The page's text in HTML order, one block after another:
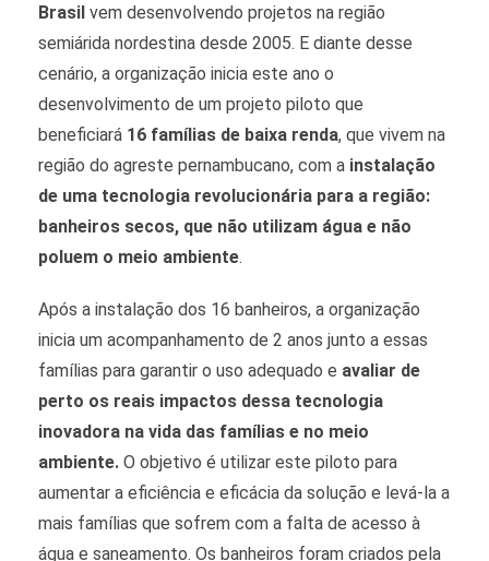
Brasil vem desenvolvendo projetos na região
semiárida nordestina desde 2005. E diante desse
cenário, a organização inicia este ano o
desenvolvimento de um projeto piloto que
beneficiará 16 famílias de baixa renda, que vivem na
região do agreste pernambucano, com a instalação
de uma tecnologia revolucionária para a região:
banheiros secos, que não utilizam água e não
poluem o meio ambiente.
Após a instalação dos 16 banheiros, a organização
inicia um acompanhamento de 2 anos junto a essas
famílias para garantir o uso adequado e avaliar de
perto os reais impactos dessa tecnologia
inovadora na vida das famílias e no meio
ambiente. O objetivo é utilizar este piloto para
aumentar a eficiência e eficácia da solução e levá-la a
mais famílias que sofrem com a falta de acesso à
água e saneamento. Os banheiros foram criados pela